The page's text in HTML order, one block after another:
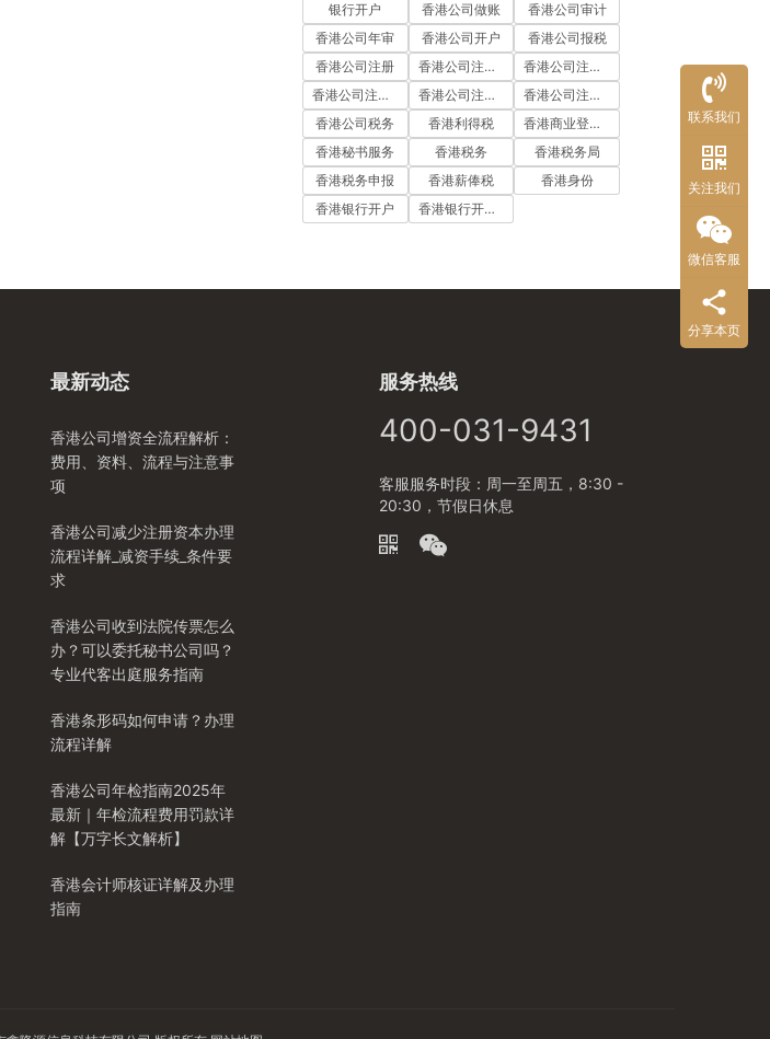
银行开户
香港公司做账
香港公司审计
香港公司年审
香港公司开户
香港公司报税
香港公司注册
香港公司注册代办
香港公司注册处
香港公司注册流程
香港公司注册费用
香港公司注册资料
香港公司税务
香港利得税
香港商业登记证
香港秘书服务
香港税务
香港税务局
香港税务申报
香港薪俸税
香港身份
香港银行开户
香港银行开户流程
最新动态
香港公司增资全流程解析：
费用、资料、流程与注意事
项
香港公司减少注册资本办理
流程详解_减资手续_条件要
求
香港公司收到法院传票怎么
办？可以委托秘书公司吗？
专业代客出庭服务指南
香港条形码如何申请？办理
流程详解
香港公司年检指南2025年
最新｜年检流程费用罚款详
解【万字长文解析】
香港会计师核证详解及办理
指南
服务热线
400-031-9431
客服服务时段：周一至周五，8:30 -
20:30，节假日休息
联系我们
关注我们
微信客服
分享本页